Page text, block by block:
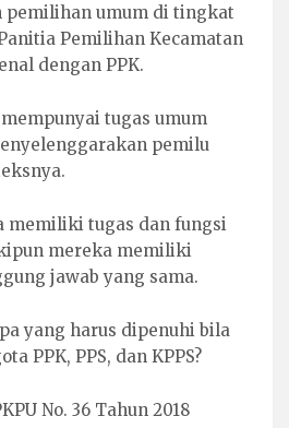
pemilihan umum di tingkat
Pemilihan Kecamatan
dengan PPK.
mempunyai tugas umum
pemilu
memiliki tugas dan fungsi
mereka memiliki
jawab yang sama.
yang harus dipenuhi bila
PPK, PPS, dan KPPS?
No. 36 Tahun 2018